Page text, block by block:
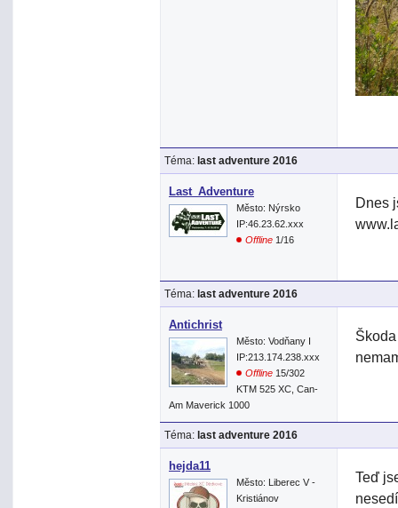
Téma: last adventure 2016
Last_Adventure
Město: Nýrsko
IP:46.23.62.xxx
Offline 1/16
Dnes
Téma: last adventure 2016
Antichrist
Město: Vodňany I
IP:213.174.238.xxx
Offline 15/302
KTM 525 XC, Can-
Am Maverick 1000
Téma: last adventure 2016
hejda11
Město: Liberec V -
Kristiánov
Teď